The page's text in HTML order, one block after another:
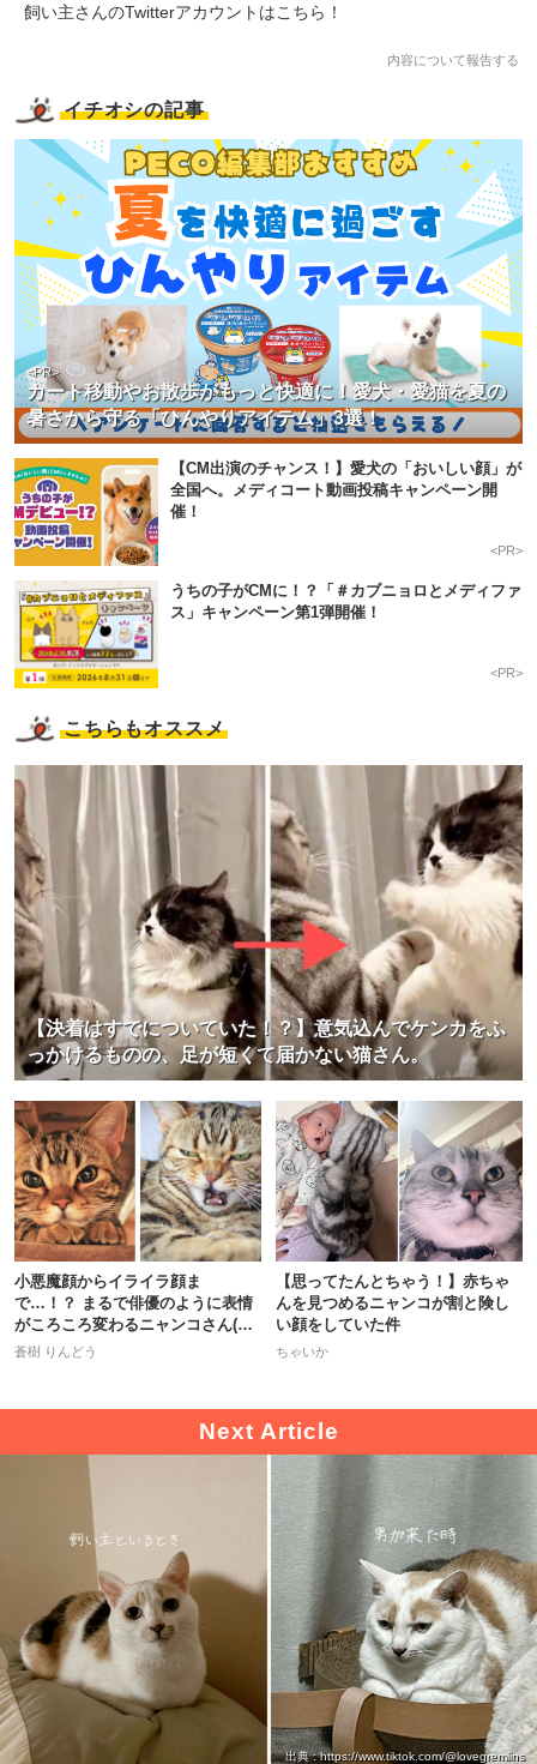
飼い主さんのTwitterアカウントはこちら！
内容について報告する
イチオシの記事
カート移動やお散歩がもっと快適に！愛犬・愛猫を夏の
暑さから守る「ひんやりアイテム」3選！
<PR>
【CM出演のチャンス！】愛犬の「おいしい顔」が
全国へ。メディコート動画投稿キャンペーン開
催！
<PR>
うちの子がCMに！？「＃カブニョロとメディファ
ス」キャンペーン第1弾開催！
<PR>
こちらもオススメ
【決着はすでについていた！？】意気込んでケンカをふ
っかけるものの、足が短くて届かない猫さん。
小悪魔顔からイライラ顔ま
で…！？ まるで俳優のように表情
がころころ変わるニャンコさん(≧∀
≦) 9枚
蒼樹 りんどう
【思ってたんとちゃう！】赤ちゃ
んを見つめるニャンコが割と険し
い顔をしていた件
ちゃいか
出典 : https://www.tiktok.com/@lovegremlins
pecodogs
いぬ部をフォロー
pecocats
ねこ部をフォロー
PECOアプリをダウンロード済みの方
アプリをダウンロードする